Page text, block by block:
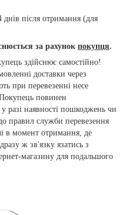
після отримання (для
за рахунок покупця.
здійснює самостійно!
доставки через
при перевезенні несе
повинен
наявності пошкоджень чи
правил служби перевезення
в момент отримання, де
ж зв'язку язатись з
магазину для подальшого